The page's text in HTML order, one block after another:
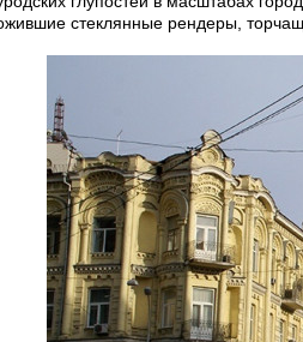
стеклянные рендеры,